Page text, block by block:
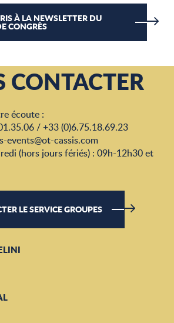
À LA NEWSLETTER DU
CONGRÈS
CONTACTER
écoute :
/ +33 (0)6.75.18.69.23
events@ot-cassis.com
(hors jours fériés) : 09h-12h30 et
LE SERVICE GROUPES